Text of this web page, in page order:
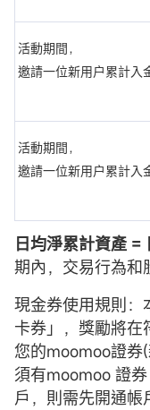
活動期間，
邀請一位新用户累計入
活動期間，
邀請一位新用户累計入
日均淨累計資產 =
期內，交易行為和
現金券使用規則
卡券」，獎勵將
您的moomoo證券
須有moomoo 證
戶，則需先開通帳